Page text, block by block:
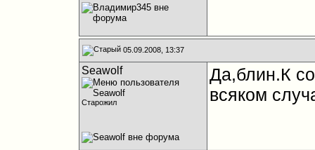
05.09.2008, 13:37
Seawolf
Старожил
Да,блин.К
всяком